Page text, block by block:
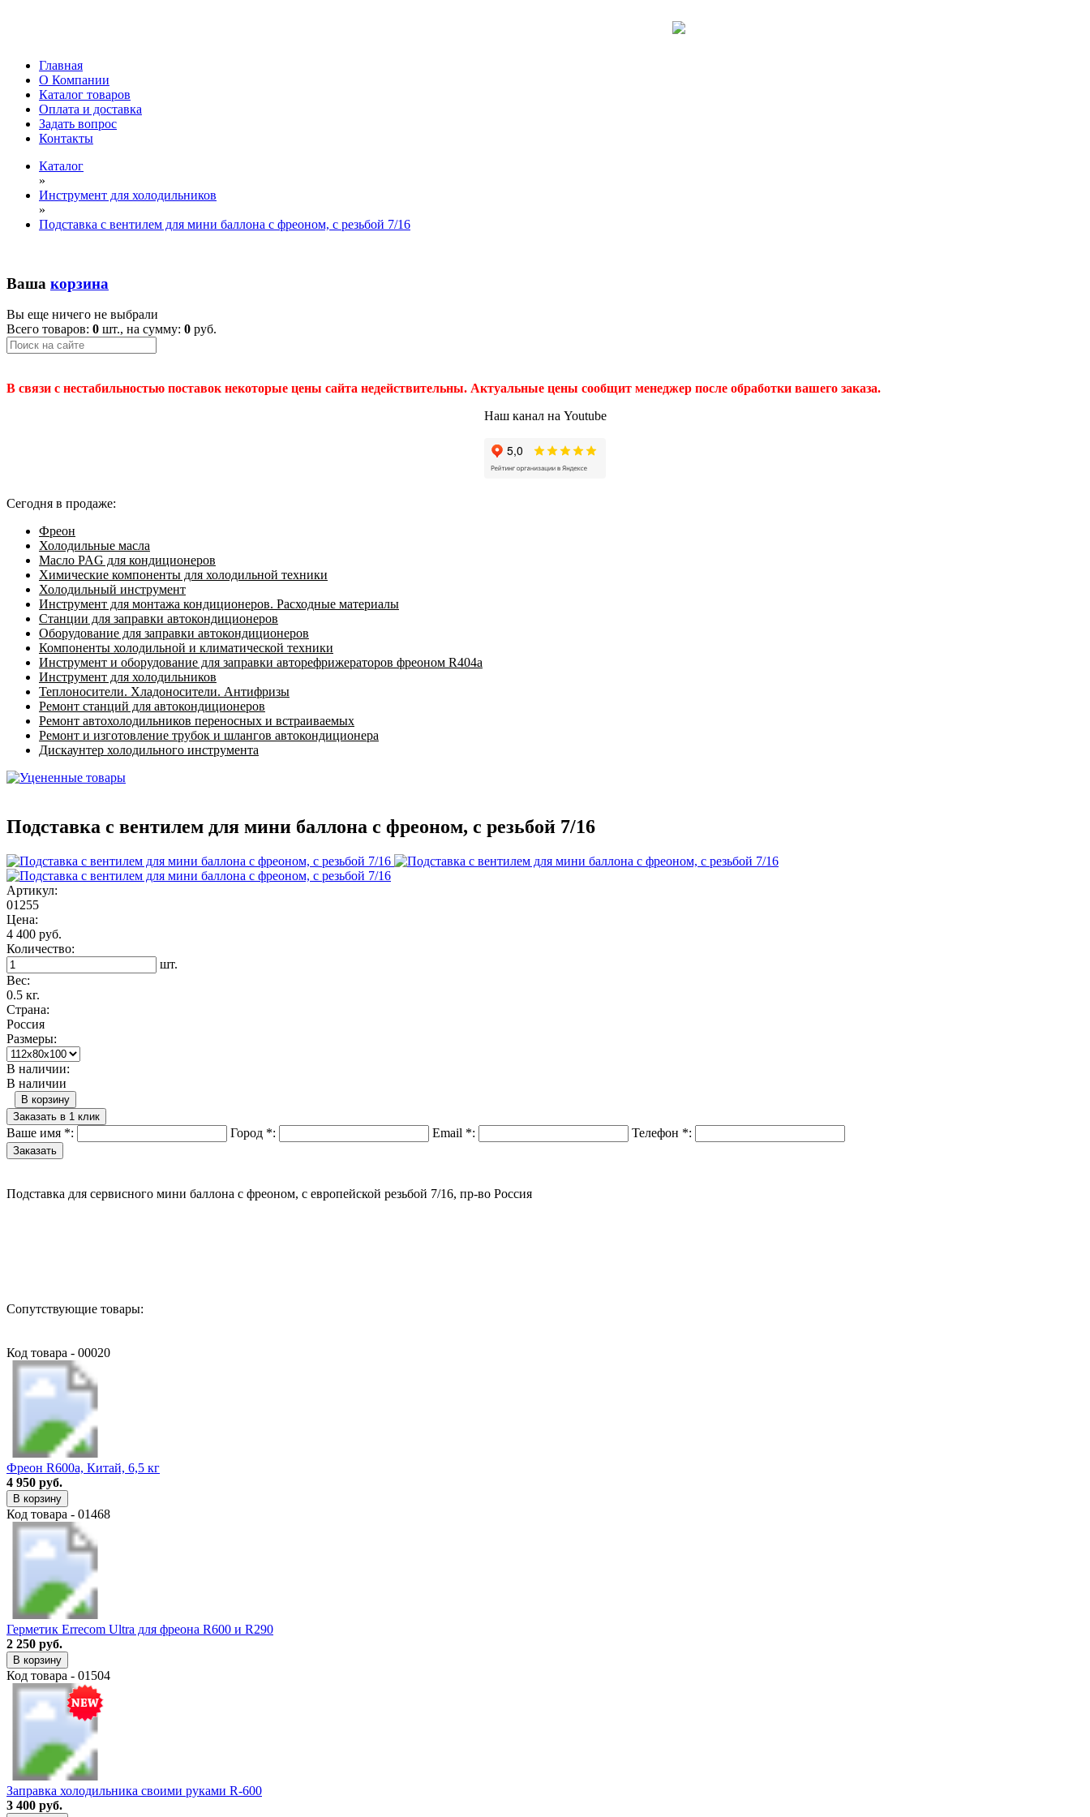
Главная
О Компании
Каталог товаров
Оплата и доставка
Задать вопрос
Контакты
Каталог
»
Инструмент для холодильников
»
Подставка с вентилем для мини баллона с фреоном, с резьбой 7/16
Ваша корзина
Вы еще ничего не выбрали
Всего товаров: 0 шт., на сумму: 0 руб.
В связи с нестабильностью поставок некоторые цены сайта недействительны. Актуальные цены сообщит менеджер после обработки вашего заказа.
Наш канал на Youtube
Сегодня в продаже:
Фреон
Холодильные масла
Масло PAG для кондиционеров
Химические компоненты для холодильной техники
Холодильный инструмент
Инструмент для монтажа кондиционеров. Расходные материалы
Станции для заправки автокондиционеров
Оборудование для заправки автокондиционеров
Компоненты холодильной и климатической техники
Инструмент и оборудование для заправки авторефрижераторов фреоном R404a
Инструмент для холодильников
Теплоносители. Хладоносители. Антифризы
Ремонт станций для автокондиционеров
Ремонт автохолодильников переносных и встраиваемых
Ремонт и изготовление трубок и шлангов автокондиционера
Дискаунтер холодильного инструмента
Подставка с вентилем для мини баллона с фреоном, с резьбой 7/16
Артикул:
01255
Цена:
4 400 руб.
Количество:
шт.
Вес:
0.5 кг.
Страна:
Россия
Размеры:
В наличии:
В наличии
В корзину
Заказать в 1 клик
Ваше имя *: Город *: Email *: Телефон *:
Подставка для сервисного мини баллона с фреоном, с европейской резьбой 7/16, пр-во Россия
Сопутствующие товары:
Код товара - 00020
Фреон R600a, Китай, 6,5 кг
4 950 руб.
В корзину
Код товара - 01468
Герметик Errecom Ultra для фреона R600 и R290
2 250 руб.
В корзину
Код товара - 01504
Заправка холодильника своими руками R-600
3 400 руб.